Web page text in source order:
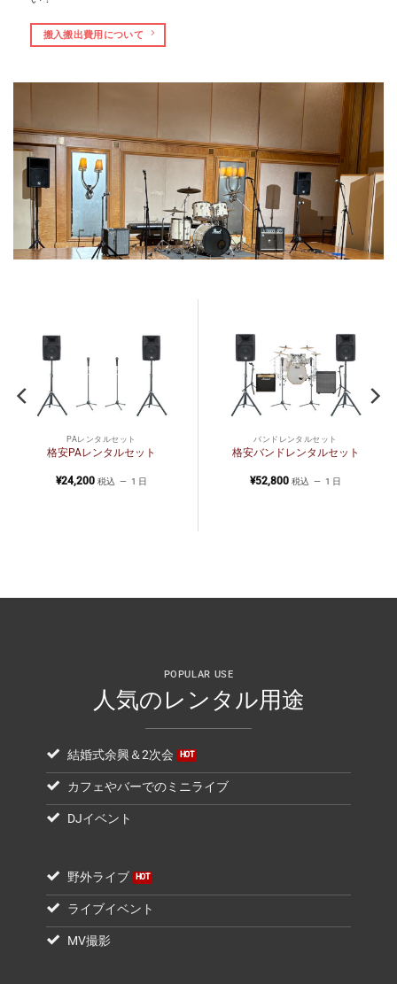
搬入搬出費用について
PAレンタルセット
格安PAレンタルセット
¥24,200 税込 1 日
バンドレンタルセット
格安バンドレンタルセット
¥52,800 税込 1 日
POPULAR USE
人気のレンタル用途
結婚式余興＆2次会
カフェやバーでのミニライブ
DJイベント
野外ライブ
ライブイベント
MV撮影